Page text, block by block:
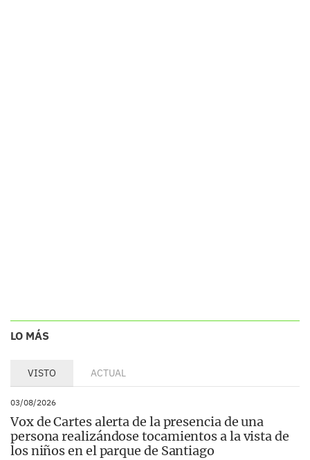
LO MÁS
VISTO ACTUAL
03/08/2026
Vox de Cartes alerta de la presencia de una
persona realizándose tocamientos a la vista de
los niños en el parque de Santiago